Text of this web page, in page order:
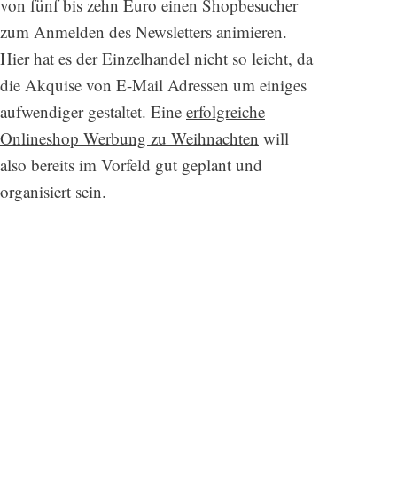
von fünf bis zehn Euro einen Shopbesucher
zum Anmelden des Newsletters animieren.
Hier hat es der Einzelhandel nicht so leicht, da
die Akquise von E-Mail Adressen um einiges
aufwendiger gestaltet. Eine erfolgreiche
Onlineshop Werbung zu Weihnachten will
also bereits im Vorfeld gut geplant und
organisiert sein.